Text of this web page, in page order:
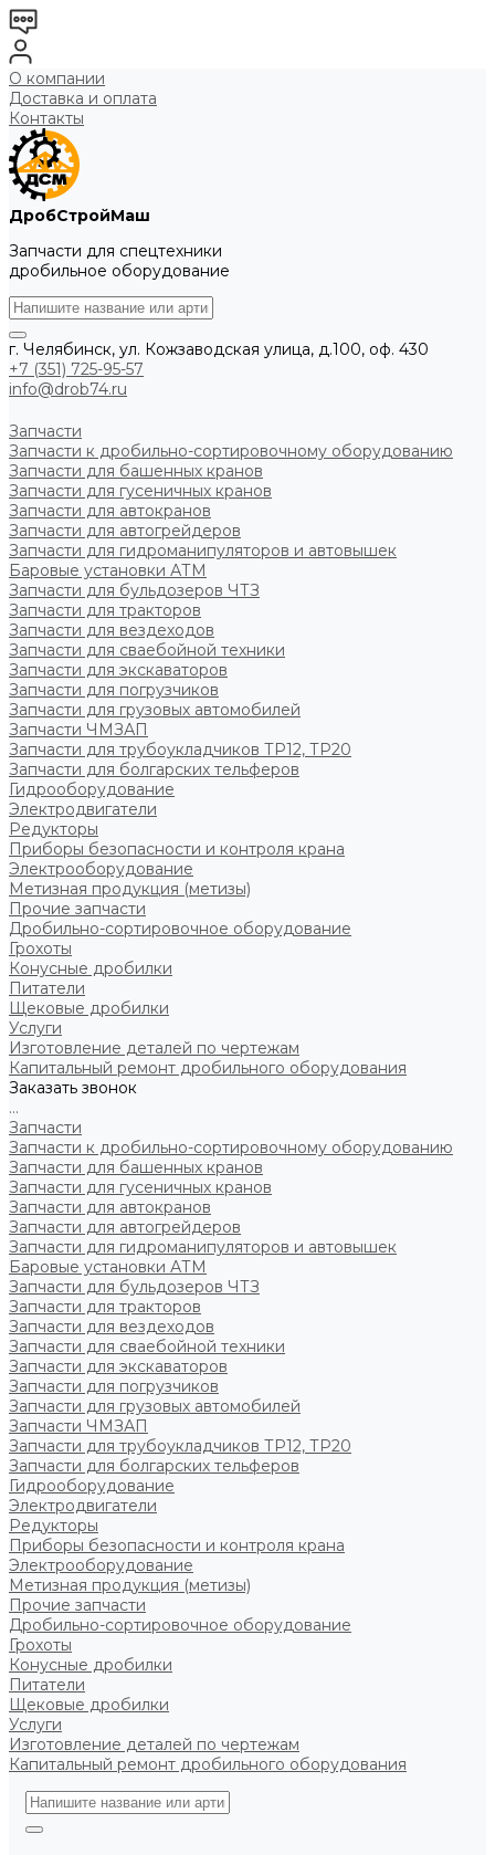
О компании
Доставка и оплата
Контакты
ДробСтройМаш
Запчасти для спецтехники
дробильное оборудование
г. Челябинск, ул. Кожзаводская улица, д.100, оф. 430
+7 (351) 725-95-57
info@drob74.ru
Запчасти
Запчасти к дробильно-сортировочному оборудованию
Запчасти для башенных кранов
Запчасти для гусеничных кранов
Запчасти для автокранов
Запчасти для автогрейдеров
Запчасти для гидроманипуляторов и автовышек
Баровые установки АТМ
Запчасти для бульдозеров ЧТЗ
Запчасти для тракторов
Запчасти для вездеходов
Запчасти для сваебойной техники
Запчасти для экскаваторов
Запчасти для погрузчиков
Запчасти для грузовых автомобилей
Запчасти ЧМЗАП
Запчасти для трубоукладчиков ТР12, ТР20
Запчасти для болгарских тельферов
Гидрооборудование
Электродвигатели
Редукторы
Приборы безопасности и контроля крана
Электрооборудование
Метизная продукция (метизы)
Прочие запчасти
Дробильно-сортировочное оборудование
Грохоты
Конусные дробилки
Питатели
Щековые дробилки
Услуги
Изготовление деталей по чертежам
Капитальный ремонт дробильного оборудования
Заказать звонок
...
Запчасти
Запчасти к дробильно-сортировочному оборудованию
Запчасти для башенных кранов
Запчасти для гусеничных кранов
Запчасти для автокранов
Запчасти для автогрейдеров
Запчасти для гидроманипуляторов и автовышек
Баровые установки АТМ
Запчасти для бульдозеров ЧТЗ
Запчасти для тракторов
Запчасти для вездеходов
Запчасти для сваебойной техники
Запчасти для экскаваторов
Запчасти для погрузчиков
Запчасти для грузовых автомобилей
Запчасти ЧМЗАП
Запчасти для трубоукладчиков ТР12, ТР20
Запчасти для болгарских тельферов
Гидрооборудование
Электродвигатели
Редукторы
Приборы безопасности и контроля крана
Электрооборудование
Метизная продукция (метизы)
Прочие запчасти
Дробильно-сортировочное оборудование
Грохоты
Конусные дробилки
Питатели
Щековые дробилки
Услуги
Изготовление деталей по чертежам
Капитальный ремонт дробильного оборудования